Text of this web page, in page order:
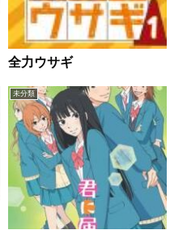
全力ウサギ
未分類